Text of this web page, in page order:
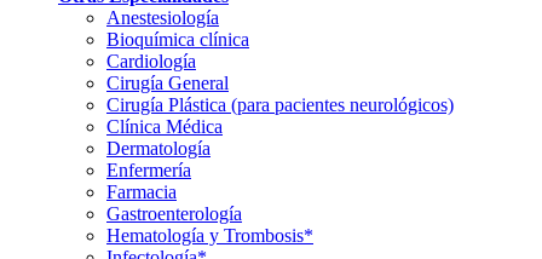
Anestesiología
Bioquímica clínica
Cardiología
Cirugía General
Cirugía Plástica (para pacientes neurológicos)
Clínica Médica
Dermatología
Enfermería
Farmacia
Gastroenterología
Hematología y Trombosis*